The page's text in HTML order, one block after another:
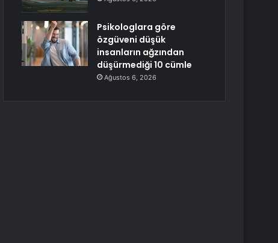
Psikologlara göre
özgüveni düşük
insanların ağzından
düşürmediği 10 cümle
Ağustos 6, 2026